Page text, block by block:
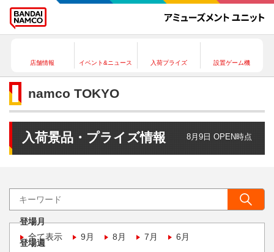
店舗情報 イベント&ニュース 入荷プライズ 設置ゲーム機
namco TOKYO
入荷景品・プライズ情報 8月9日 OPEN時点
登場月
全て表示
9月 8月 7月 6月
登場週